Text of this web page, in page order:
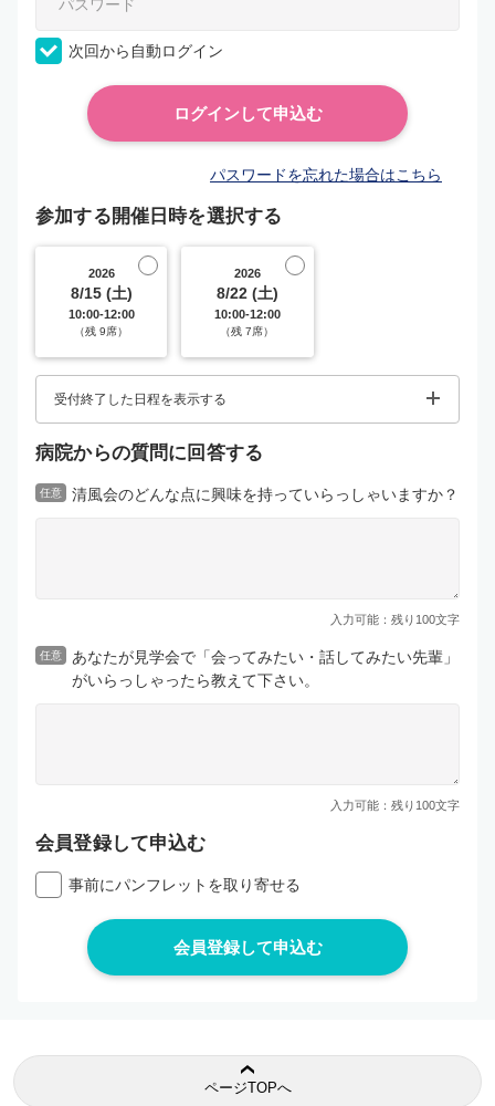
次回から自動ログイン
パスワードを忘れた場合はこちら
参加する開催日時を選択する
2026
8/15 (土)
10:00-12:00
（残 9席）
2026
8/22 (土)
10:00-12:00
（残 7席）
受付終了した日程を表示する
病院からの質問に回答する
任意 清風会のどんな点に興味を持っていらっしゃいますか？
入力可能：残り 100文字
任意
あなたが見学会で「会ってみたい・話してみたい先輩」
がいらっしゃったら教えて下さい。
入力可能：残り 100文字
会員登録して申込む
事前にパンフレットを取り寄せる
ページTOPへ